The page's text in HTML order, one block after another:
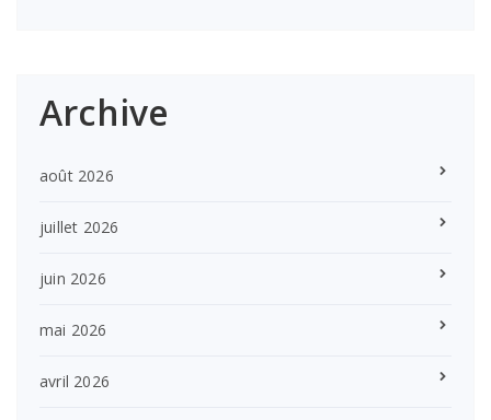
Archive
août 2026
juillet 2026
juin 2026
mai 2026
avril 2026